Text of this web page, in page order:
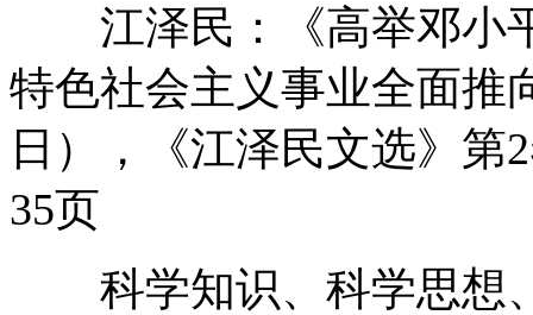
江泽民：《高举邓小
特色社会主义事业全面推
日），《江泽民文选》第
35页
科学知识、科学思想